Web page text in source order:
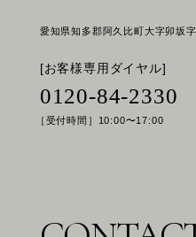
愛知県知多郡阿久比町大字卯坂
[お客様専用ダイヤル]
0120-84-2330
［受付時間］10:00〜17:00